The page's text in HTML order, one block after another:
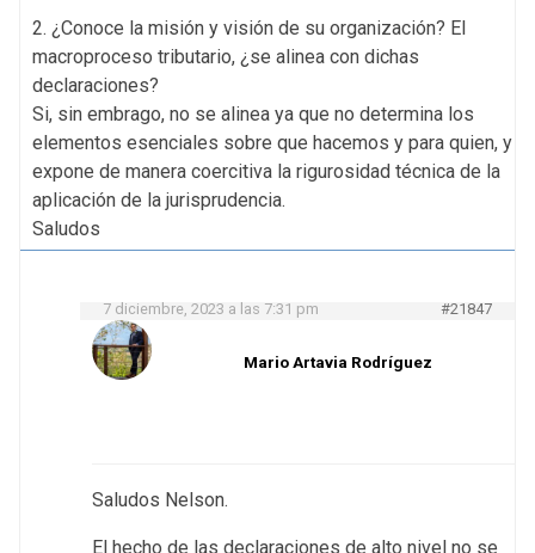
2. ¿Conoce la misión y visión de su organización? El
macroproceso tributario, ¿se alinea con dichas
declaraciones?
Si, sin embrago, no se alinea ya que no determina los
elementos esenciales sobre que hacemos y para quien, y
expone de manera coercitiva la rigurosidad técnica de la
aplicación de la jurisprudencia.
Saludos
7 diciembre, 2023 a las 7:31 pm #21847
Mario Artavia Rodríguez
Saludos Nelson.
El hecho de las declaraciones de alto nivel no se